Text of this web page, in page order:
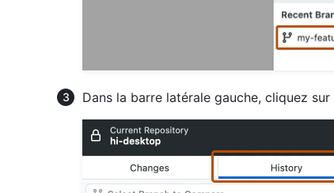
Dans la barre latérale gauche, cliquez sur